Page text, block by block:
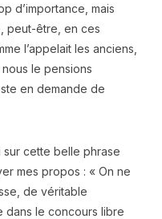
d’importance, mais
peut-être, en ces
l’appelait les anciens,
le pensions
en demande de
sur cette belle phrase
mes propos : « On ne
de véritable
dans le concours libre